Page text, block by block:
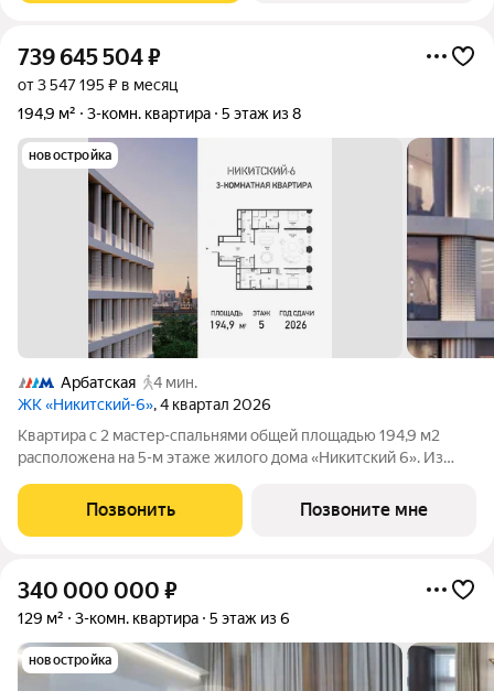
739 645 504₽
от 3 547 195 ₽ в месяц
194,9 м²
3-комн. квартира 5 этаж из 8
новостройка
Арбатская
4 мин.
ЖК «Никитский-6», 4 квартал 2026
Квартира с 2 мастер-спальнями общей площадью 194,9 м2
расположена на 5-м этаже жилого дома «Никитский 6». Из
Воздвиженку, Кремль, Нижний Кисловский переулок.
Планировочное решение включает панорамную
Позвонить Позвоните мне
340 000 000 ₽
129 м² 3-комн. квартира 5 этаж из 6
новостройка